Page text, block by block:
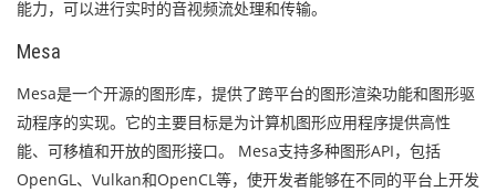
能力，可以进行实时的音视频流处理和传输。
Mesa
Mesa是一个开源的图形库，提供了跨平台的图形渲染功能和图形驱
动程序的实现。它的主要目标是为计算机图形应用程序提供高性
能、可移植和开放的图形接口。 Mesa支持多种图形API，包括
OpenGL、Vulkan和OpenCL等，使开发者能够在不同的平台上开发